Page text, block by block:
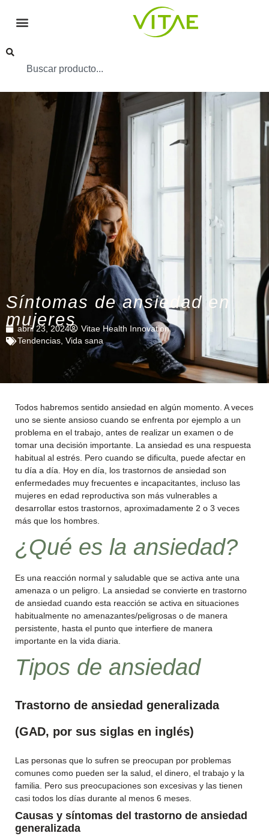
Síntomas de ansiedad en
mujeres
abril 23, 2024
Vitae Health Innovation
Tendencias Vida sana
Todos habremos sentido ansiedad en algún momento. A veces
uno se siente ansioso cuando se enfrenta por ejemplo a un
problema en el trabajo, antes de realizar un examen o de
tomar una decisión importante. La ansiedad es una respuesta
habitual al estrés. Pero cuando se dificulta, puede afectar en
tu día a día. Hoy en día, los trastornos de ansiedad son
enfermedades muy frecuentes e incapacitantes, incluso las
mujeres en edad reproductiva son más vulnerables a
desarrollar estos trastornos, aproximadamente 2 o 3 veces
más que los hombres.
¿Qué es la ansiedad?
Es una reacción normal y saludable que se activa ante una
amenaza o un peligro. La ansiedad se convierte en trastorno
de ansiedad cuando esta reacción se activa en situaciones
habitualmente no amenazantes/peligrosas o de manera
persistente, hasta el punto que interfiere de manera
importante en la vida diaria.
Tipos de ansiedad
Trastorno de ansiedad generalizada
(GAD, por sus siglas en inglés)
Las personas que lo sufren se preocupan por problemas
comunes como pueden ser la salud, el dinero, el trabajo y la
familia. Pero sus preocupaciones son excesivas y las tienen
casi todos los días durante al menos 6 meses.
Causas y síntomas del trastorno de ansiedad
generalizada